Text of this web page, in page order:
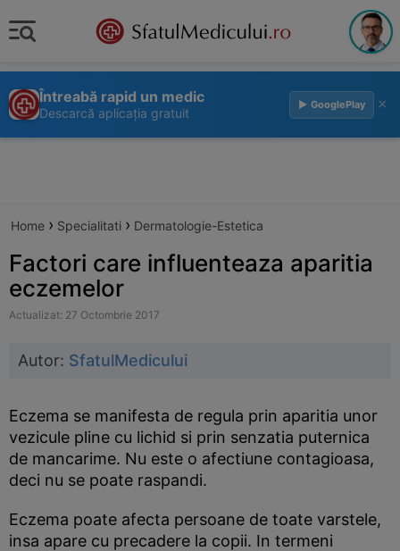
Întreabă rapid un medic
Descarcă aplicația gratuit
▶ GooglePlay ×
Home › Specialitati › Dermatologie-Estetica
Factori care influenteaza aparitia
eczemelor
Actualizat: 27 Octombrie 2017
Autor: SfatulMedicului
Eczema se manifesta de regula prin aparitia unor
vezicule pline cu lichid si prin senzatia puternica
de mancarime. Nu este o afectiune contagioasa,
deci nu se poate raspandi.
Eczema poate afecta persoane de toate varstele,
insa apare cu precadere la copii. In termeni